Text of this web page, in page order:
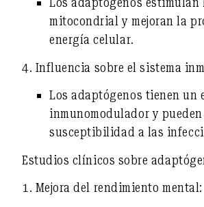
mitocondrialy mejoran la
energía celular.
4. Influencia sobre el sistema
Los adaptógenos tienen un
inmunomodulador y pueden
susceptibilidad a las
Estudios clínicos sobre
1. Mejora del rendimiento mental: